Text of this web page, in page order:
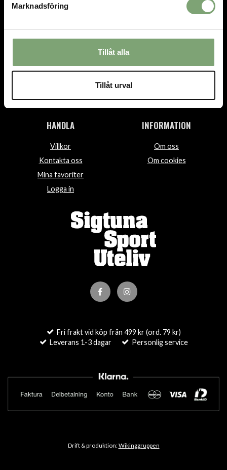
Marknadsföring
Tillåt alla
Tillåt urval
TEL.08-592 512 13
Stora Gatan 29, Sigtuna
Öppettider:
HANDLA
Villkor
Kontakta oss
Mina favoriter
Logga in
INFORMATION
Om oss
Om cookies
Fri frakt vid köp från 499 kr (ord. 79 kr)
Leverans 1-3 dagar
Personlig service
Drift & produktion: Wikinggruppen